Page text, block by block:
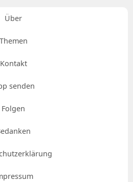
Über
Themen
Kontakt
senden
Folgen